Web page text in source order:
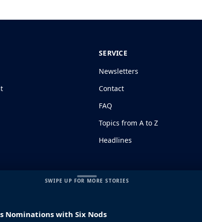
SWIPE UP FOR MORE STORIES
Nominations with Six Nods
SERVICE
Newsletters
Contact
FAQ
Topics from A to Z
Headlines
| Disclaimer